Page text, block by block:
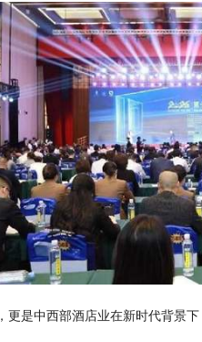
更是中西部酒店业在新时代背景